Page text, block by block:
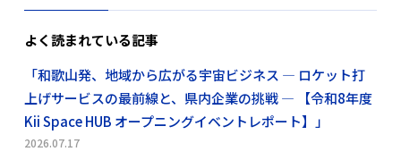
よく読まれている記事
「和歌山発、地域から広がる宇宙ビジネス ― ロケット打
上げサービスの最前線と、県内企業の挑戦 ― 【令和8年度
Kii Space HUB オープニングイベントレポート】」
2026.07.17